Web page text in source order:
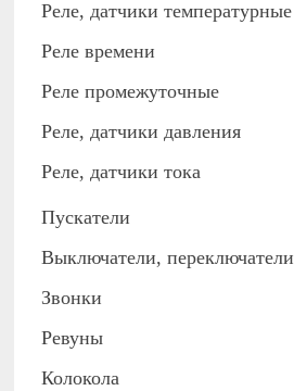
Реле, датчики температурные
Реле времени
Реле промежуточные
Реле, датчики давления
Реле, датчики тока
Пускатели
Выключатели, переключатели
Звонки
Ревуны
Колокола